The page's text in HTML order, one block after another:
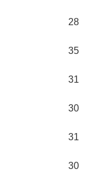
28
35
31
30
31
30